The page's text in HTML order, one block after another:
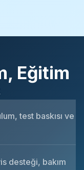
Eğitim
test baskısı ve
desteği, bakım